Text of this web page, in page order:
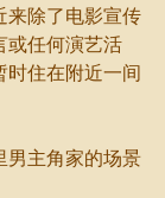
除了电影宣传
或任何演艺活
时住在附近一间
主角家的场景